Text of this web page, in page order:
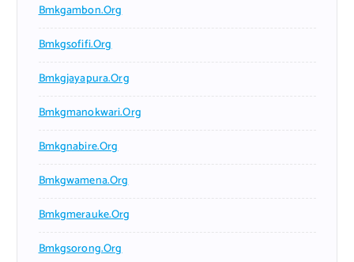
Bmkgambon.org
Bmkgsofifi.org
Bmkgjayapura.org
Bmkgmanokwari.org
Bmkgnabire.org
Bmkgwamena.org
Bmkgmerauke.org
Bmkgsorong.org